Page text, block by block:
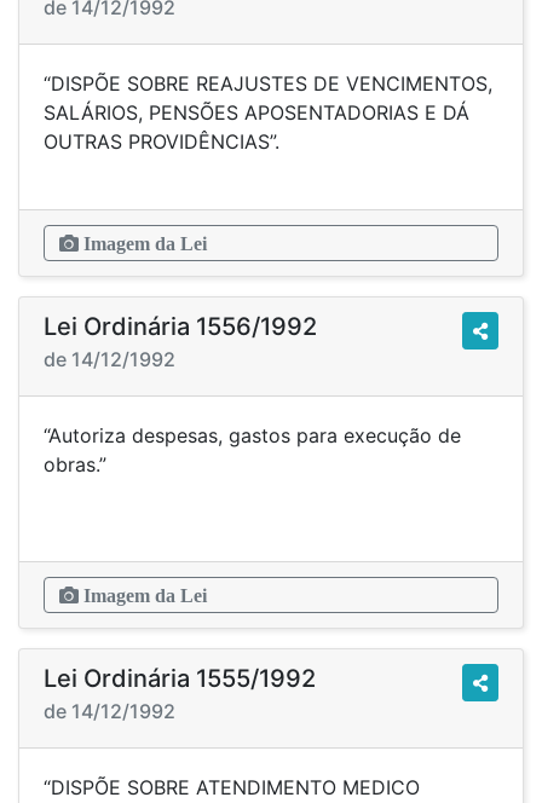
de 14/12/1992
“DISPÕE SOBRE REAJUSTES DE VENCIMENTOS,
SALÁRIOS, PENSÕES APOSENTADORIAS E DÁ
OUTRAS PROVIDÊNCIAS”.
Imagem da Lei
Lei Ordinária 1556/1992
de 14/12/1992
“Autoriza despesas, gastos para execução de
obras.”
Imagem da Lei
Lei Ordinária 1555/1992
de 14/12/1992
“DISPÕE SOBRE ATENDIMENTO MEDICO